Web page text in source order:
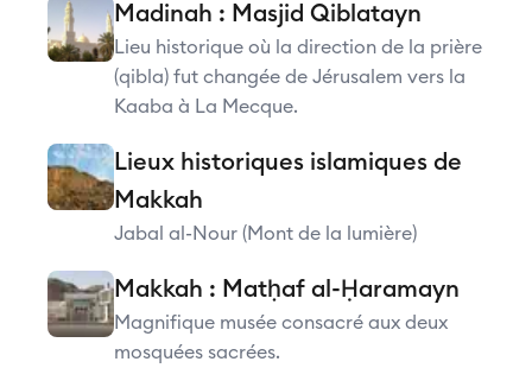
Madinah : Masjid Qiblatayn
Lieu historique où la direction de la prière
(qibla) fut changée de Jérusalem vers la
Kaaba à La Mecque.
Lieux historiques islamiques de
Makkah
Jabal al-Nour (Mont de la lumière)
Makkah : Matḥaf al-Ḥaramayn
Magnifique musée consacré aux deux
mosquées sacrées.